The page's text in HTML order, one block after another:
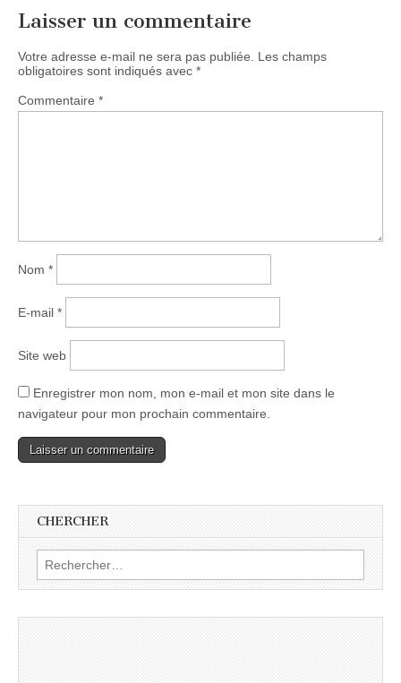
Laisser un commentaire
Votre adresse e-mail ne sera pas publiée.
Les champs
obligatoires sont indiqués avec *
Commentaire *
Nom *
E-mail *
Site web
Enregistrer mon nom, mon e-mail et mon site dans le
navigateur pour mon prochain commentaire.
CHERCHER
Rechercher :